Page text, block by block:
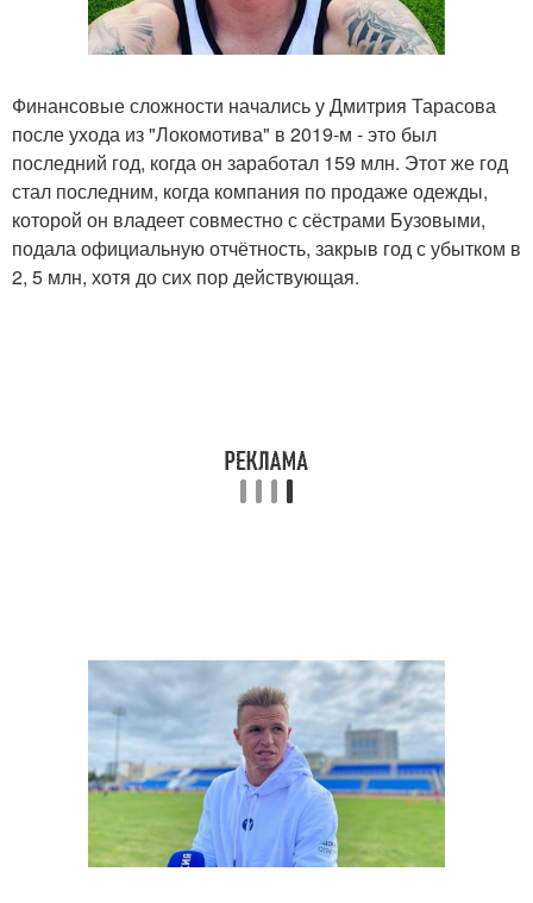
Финансовые сложности начались у Дмитрия Тарасова
после ухода из "Локомотива" в 2019-м - это был
последний год, когда он заработал 159 млн. Этот же год
стал последним, когда компания по продаже одежды,
которой он владеет совместно с сёстрами Бузовыми,
подала официальную отчётность, закрыв год с убытком в
2, 5 млн, хотя до сих пор действующая.